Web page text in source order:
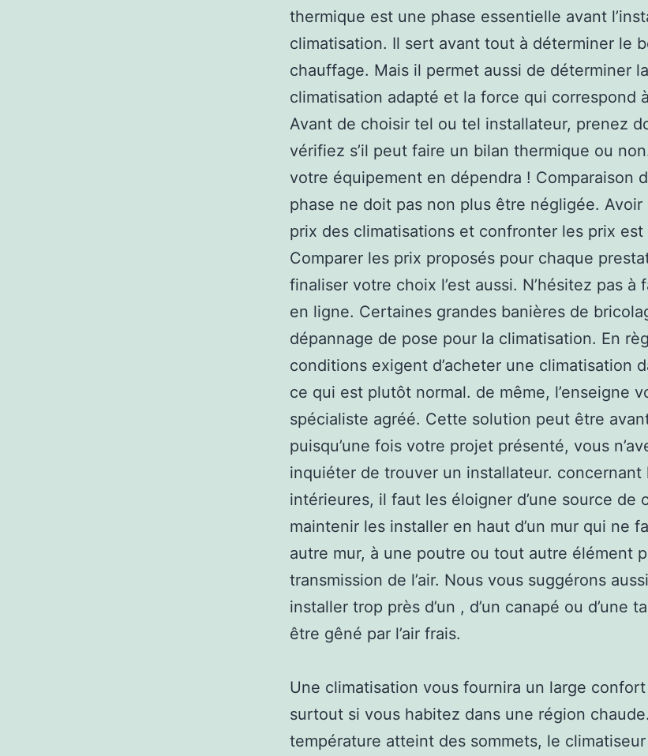
thermique est une phase essentielle avant
climatisation. Il sert avant tout à déterminer le
chauffage. Mais il permet aussi de déterminer
climatisation adapté et la force qui correspond
Avant de choisir tel ou tel installateur, prenez
vérifiez s’il peut faire un bilan thermique ou
votre équipement en dépendra ! Comparaison
phase ne doit pas non plus être négligée.
prix des climatisations et confronter les prix est
Comparer les prix proposés pour chaque
finaliser votre choix l’est aussi. N’hésitez pas à
en ligne. Certaines grandes banières de
dépannage de pose pour la climatisation. En
conditions exigent d’acheter une climatisation
ce qui est plutôt normal. de même, l’enseigne
spécialiste agréé. Cette solution peut être
puisqu’une fois votre projet présenté, vous
inquiéter de trouver un installateur. concernant
intérieures, il faut les éloigner d’une source de
maintenir les installer en haut d’un mur qui ne
autre mur, à une poutre ou tout autre élément
transmission de l’air. Nous vous suggérons
installer trop près d’un , d’un canapé ou d’une
être gêné par l’air frais.
Une climatisation vous fournira un large
surtout si vous habitez dans une région
température atteint des sommets, le